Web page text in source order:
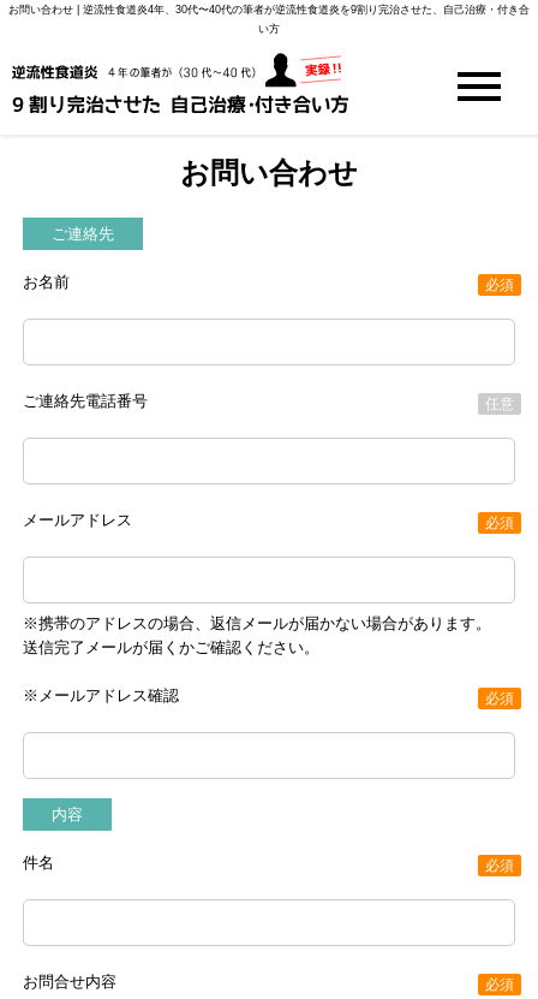
お問い合わせ | 逆流性食道炎4年、30代〜40代の筆者が逆流性食道炎を9割り完治させた、自己治療・付き合
い方
お問い合わせ
ご連絡先
お名前 必須
ご連絡先電話番号 任意
メールアドレス 必須
※携帯のアドレスの場合、返信メールが届かない場合があります。
送信完了メールが届くかご確認ください。
※メールアドレス確認 必須
内容
件名 必須
お問合せ内容 必須